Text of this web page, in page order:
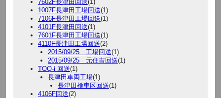
7602F長津田回送(1)
1007F長津田工場回送(1)
7106F長津田工場回送(1)
4101F長津田回送(1)
7601F長津田工場回送(1)
4110F長津田工場回送(2)
2015/09/25 工場回送(1)
2015/09/25 元住吉回送(1)
TOQ-i 回送(1)
長津田車両工場(1)
長津田検車区回送(1)
4106F回送(2)